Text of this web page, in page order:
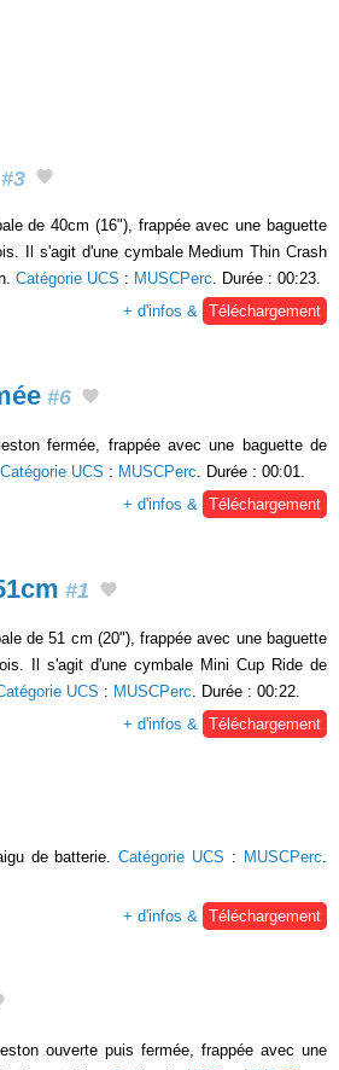
#3
de 40cm (16"), frappée avec une baguette
Il s'agit d'une cymbale Medium Thin Crash
Catégorie UCS : MUSCPerc. Durée : 00:23.
+ d'infos & Téléchargement
#6
fermée, frappée avec une baguette de
Catégorie UCS : MUSCPerc . Durée : 00:01.
+ d'infos &
Téléchargement
#1
de 51 cm (20"), frappée avec une baguette
Il s'agit d'une cymbale Mini Cup Ride de
UCS : MUSCPerc . Durée : 00:22.
+ d'infos &
Téléchargement
de batterie.Catégorie UCS : MUSCPerc.
+ d'infos & Téléchargement
ouverte puis fermée, frappée avec une